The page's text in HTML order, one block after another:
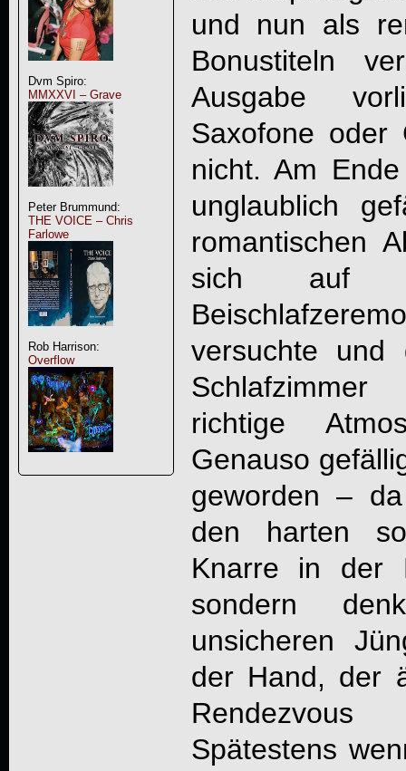
Dvm Spiro:
MMXXVI – Grave
Peter Brummund:
THE VOICE – Chris
Farlowe
Rob Harrison:
Overflow
und nun als
Bonustiteln
Ausgabe
Saxofone oder
nicht. Am
unglaublich
romantischen
sich auf
versuchte
richtige
Genauso
geworden –
den harten
Knarre in der
sondern
unsicheren
der Hand, der
Spätestens